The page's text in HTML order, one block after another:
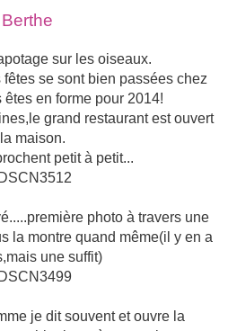
Berthe
sur les oiseaux.
se sont bien passées chez
en forme pour 2014!
grand restaurant est ouvert
maison.
petit à petit...
photo à travers une
la montre quand même(il y en a
une suffit)
je dit souvent et ouvre la